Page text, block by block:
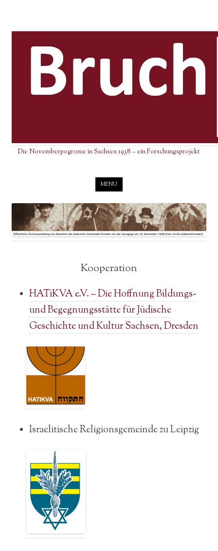
Die Novemberpogrome in Sachsen 1938 – ein Forschungsprojekt
MENU
Kooperation
HATiKVA e.V. – Die Hoffnung Bildungs-
und Begegnungsstätte für Jüdische
Geschichte und Kultur Sachsen, Dresden
Israelitische Religionsgemeinde zu Leipzig